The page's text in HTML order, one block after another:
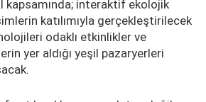
kapsamında; interaktif ekolojik
katılımıyla gerçekleştirilecek
odaklı etkinlikler ve
yer aldığı yeşil pazaryerleri